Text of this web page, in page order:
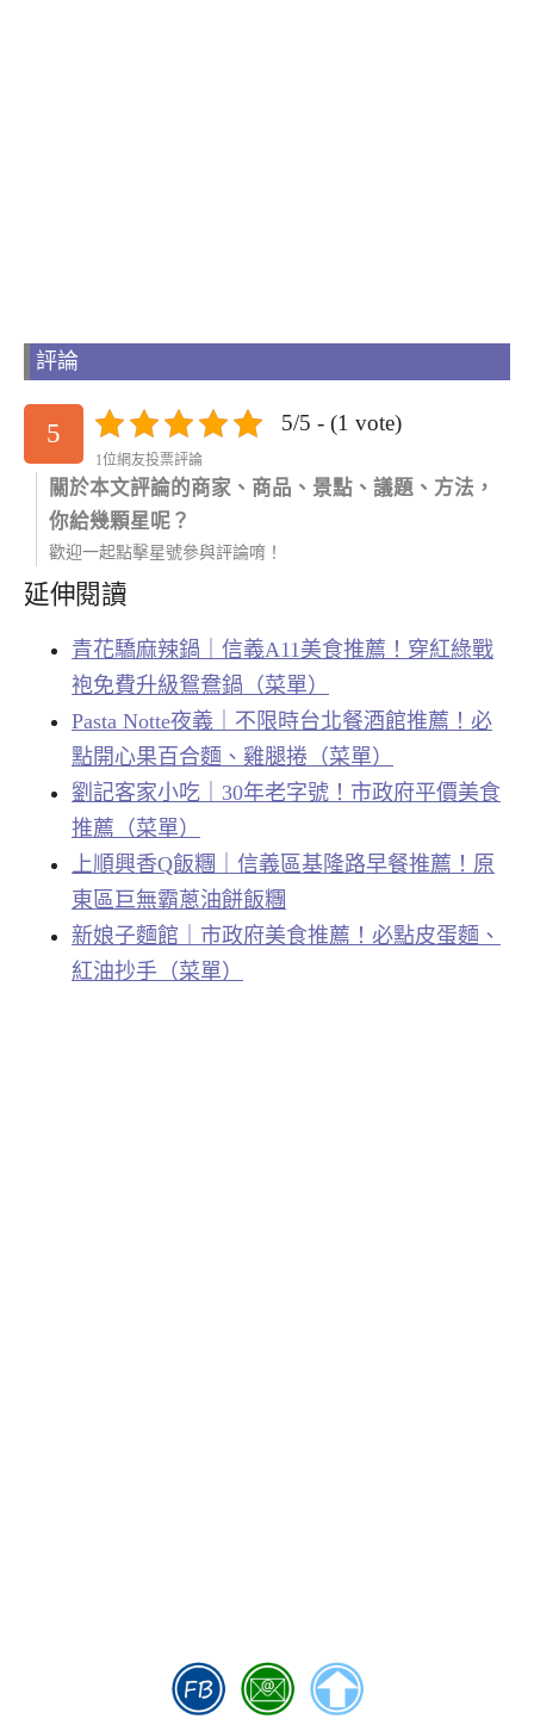
評論
5 5/5 - (1 vote)
1位網友投票評論
關於本文評論的商家、商品、景點、議題、方法，
你給幾顆星呢？
歡迎一起點擊星號參與評論唷！
延伸閱讀
青花驕麻辣鍋｜信義A11美食推薦！穿紅綠戰
袍免費升級鴛鴦鍋（菜單）
Pasta Notte夜義｜不限時台北餐酒館推薦！必
點開心果百合麵、雞腿捲（菜單）
劉記客家小吃｜30年老字號！市政府平價美食
推薦（菜單）
上順興香Q飯糰｜信義區基隆路早餐推薦！原
東區巨無霸蔥油餅飯糰
新娘子麵館｜市政府美食推薦！必點皮蛋麵、
紅油抄手（菜單）